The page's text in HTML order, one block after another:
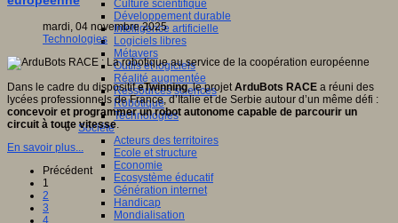
Culture scientifique
Développement durable
Intelligence artificielle
Logiciels libres
Métavers
Outils et logiciels
Réalité augmentée
Ressources sciences
Robotique
Technologies
Société
Acteurs des territoires
Ecole et structure
Economie
Ecosystème éducatif
Génération internet
Handicap
Mondialisation
mardi, 04 novembre 2025
Technologies
Dans le cadre du dispositifeTwinning, le projet ArduBots RACE a réuni des
lycées professionnels de France, d’Italie et de Serbie autour d’un même défi :
concevoir et programmer un robot autonome capable de parcourir un
circuit à toute vitesse.
En savoir plus...
Précédent
1
2
3
4